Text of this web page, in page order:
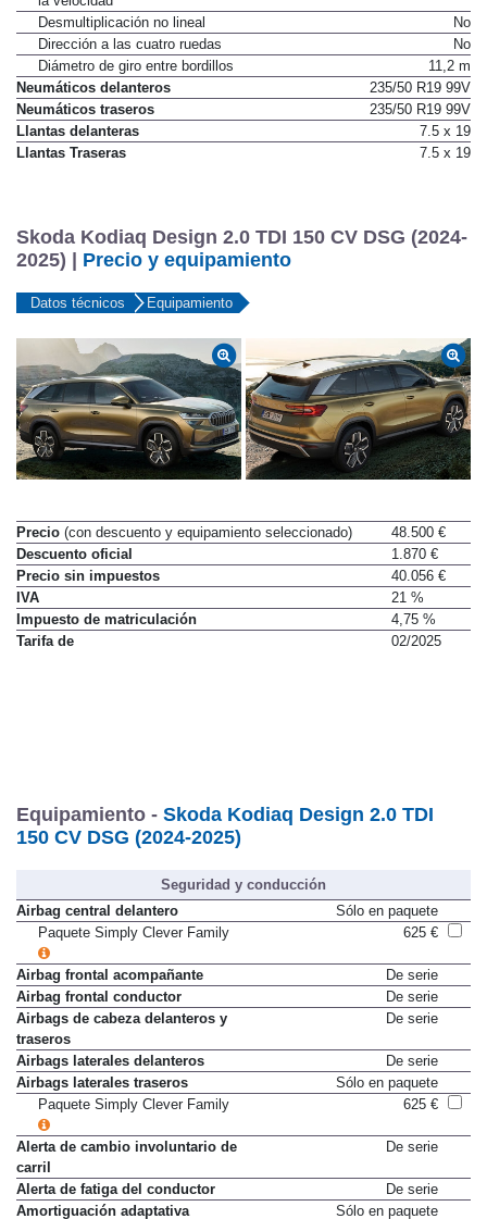
la velocidad
Desmultiplicación no lineal
No
Dirección a las cuatro ruedas
No
Diámetro de giro entre bordillos
11,2 m
Neumáticos delanteros
235/50 R19 99V
Neumáticos traseros
235/50 R19 99V
Llantas delanteras
7.5 x 19
Skoda Kodiaq Design 2.0 TDI 150 CV DSG (2024-
2025) |
Precio y equipamiento
Precio(con descuento y equipamiento seleccionado)
48.500 €
Descuento oficial
1.870 €
Precio sin impuestos
40.056 €
IVA
21 %
Impuesto de matriculación
4,75 %
Equipamiento -Skoda Kodiaq Design 2.0 TDI
150 CV DSG (2024-2025)
Seguridad y conducción
Airbag central delantero
Sólo en paquete
Paquete Simply Clever Family
Airbag frontal acompañante
De serie
Airbag frontal conductor
De serie
Airbags de cabeza delanteros y
traseros
Airbags laterales delanteros
De serie
Airbags laterales traseros
Sólo en paquete
Paquete Simply Clever Family
Alerta de cambio involuntario de
carril
Alerta de fatiga del conductor
De serie